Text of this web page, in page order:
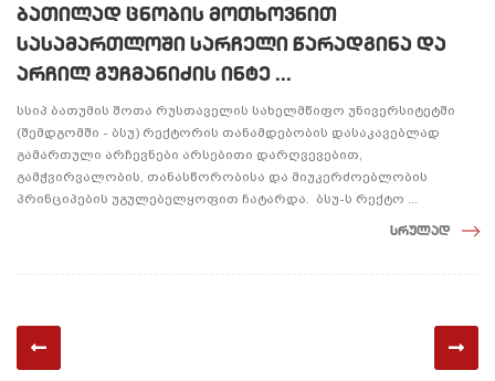
ბათილად ცნობის მოთხოვნით
სასამართლოში სარჩელი წარადგინა და
არჩილ გუჩმანიძის ინტე ...
სსიპ ბათუმის შოთა რუსთაველის სახელმწიფო უნივერსიტეტში
(შემდგომში - ბსუ) რექტორის თანამდებობის დასაკავებლად
გამართული არჩევნები არსებითი დარღვევებით,
გამჭვირვალობის, თანასწორობისა და მიუკერძოებლობის
პრინციპების უგულებელყოფით ჩატარდა. ბსუ-ს რექტო ...
სრულად